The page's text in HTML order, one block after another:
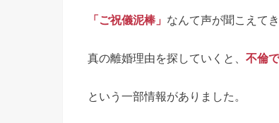
「ご祝儀泥棒」 なんて声が聞こえてき
真の離婚理由を探していくと、 不倫
という一部情報がありました。